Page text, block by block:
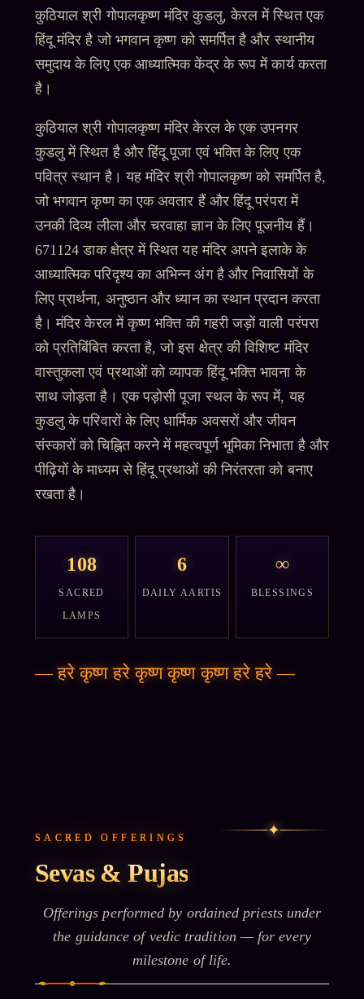
कुठियाल श्री गोपालकृष्ण मंदिर कुडलु, केरल में स्थित एक
हिंदू मंदिर है जो भगवान कृष्ण को समर्पित है और स्थानीय
समुदाय के लिए एक आध्यात्मिक केंद्र के रूप में कार्य करता
है।
कुठियाल श्री गोपालकृष्ण मंदिर केरल के एक उपनगर
कुडलु में स्थित है और हिंदू पूजा एवं भक्ति के लिए एक
पवित्र स्थान है। यह मंदिर श्री गोपालकृष्ण को समर्पित है,
जो भगवान कृष्ण का एक अवतार हैं और हिंदू परंपरा में
उनकी दिव्य लीला और चरवाहा ज्ञान के लिए पूजनीय हैं।
671124 डाक क्षेत्र में स्थित यह मंदिर अपने इलाके के
आध्यात्मिक परिदृश्य का अभिन्न अंग है और निवासियों के
लिए प्रार्थना, अनुष्ठान और ध्यान का स्थान प्रदान करता
है। मंदिर केरल में कृष्ण भक्ति की गहरी जड़ों वाली परंपरा
को प्रतिबिंबित करता है, जो इस क्षेत्र की विशिष्ट मंदिर
वास्तुकला एवं प्रथाओं को व्यापक हिंदू भक्ति भावना के
साथ जोड़ता है। एक पड़ोसी पूजा स्थल के रूप में, यह
कुडलु के परिवारों के लिए धार्मिक अवसरों और जीवन
संस्कारों को चिह्नित करने में महत्वपूर्ण भूमिका निभाता है और
पीढ़ियों के माध्यम से हिंदू प्रथाओं की निरंतरता को बनाए
रखता है।
108
SACRED
LAMPS
6
DAILY AARTIS
∞
BLESSINGS
—हरे कृष्ण हरे कृष्ण कृष्ण कृष्ण हरे हरे —
SACRED OFFERINGS ✦
Sevas & Pujas
Offerings performed by ordained priests under
the guidance of vedic tradition — for every
milestone of life.